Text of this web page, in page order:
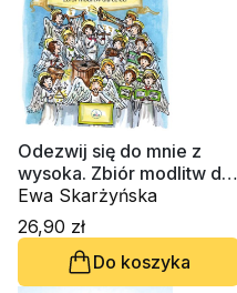
Odezwij się do mnie z
wysoka. Zbiór modlitw dla
dzieci
Ewa Skarżyńska
26,90 zł
Do koszyka